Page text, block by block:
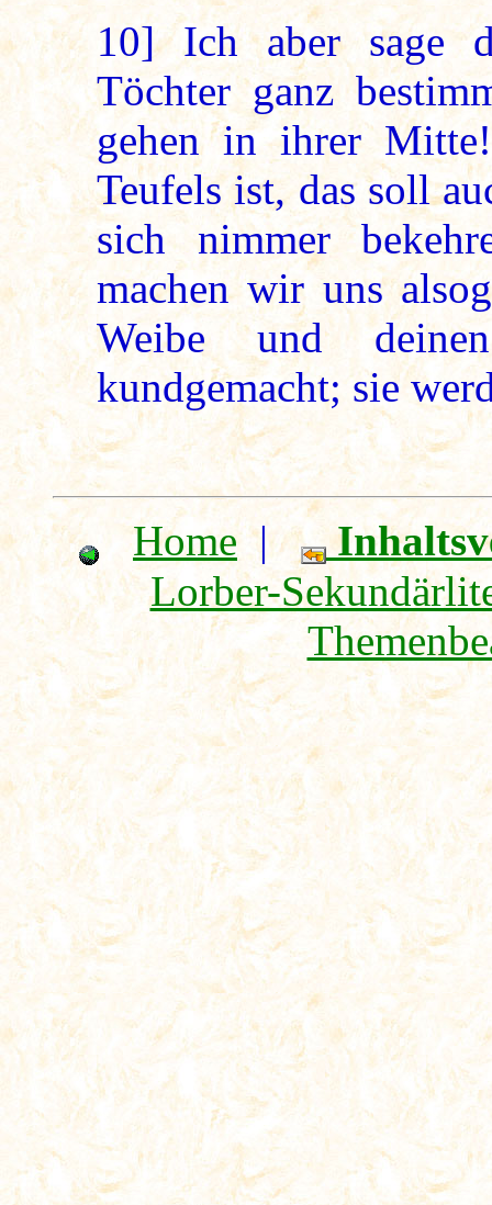
10]Ich aber sage
Töchter ganz
gehen in ihrer
Teufels ist, das soll
sich nimmer
machen wir uns
Weibe und
kundgemacht; sie
Home|
Lorber-